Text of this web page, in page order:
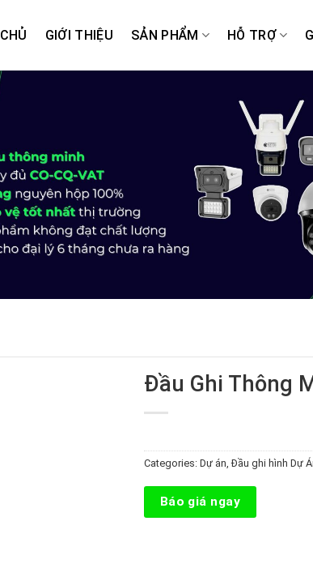
GIỚI THIỆU SẢN PHẨM HỖ TRỢ
Đầu Ghi Thông
Categories: Dự án,Đầu ghi hình Dự
Báo giá ngay